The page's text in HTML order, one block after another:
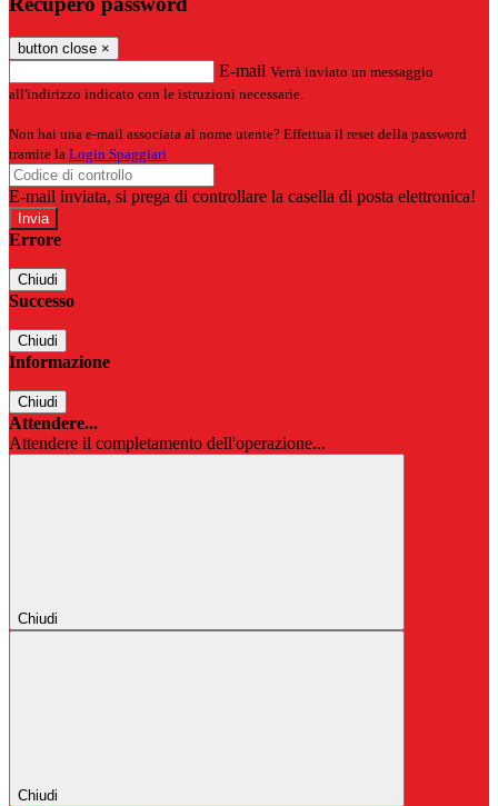
button close ×
E-mail Verrà inviato un messaggio
all'indirizzo indicato con le istruzioni necessarie.
Non hai una e-mail associata al nome utente? Effettua il reset della password
tramite la Login Spaggiari
E-mail inviata, si prega di controllare la casella di posta elettronica!
Errore
Chiudi
Successo
Chiudi
Informazione
Chiudi
Attendere...
Attendere il completamento dell'operazione...
Chiudi
Chiudi